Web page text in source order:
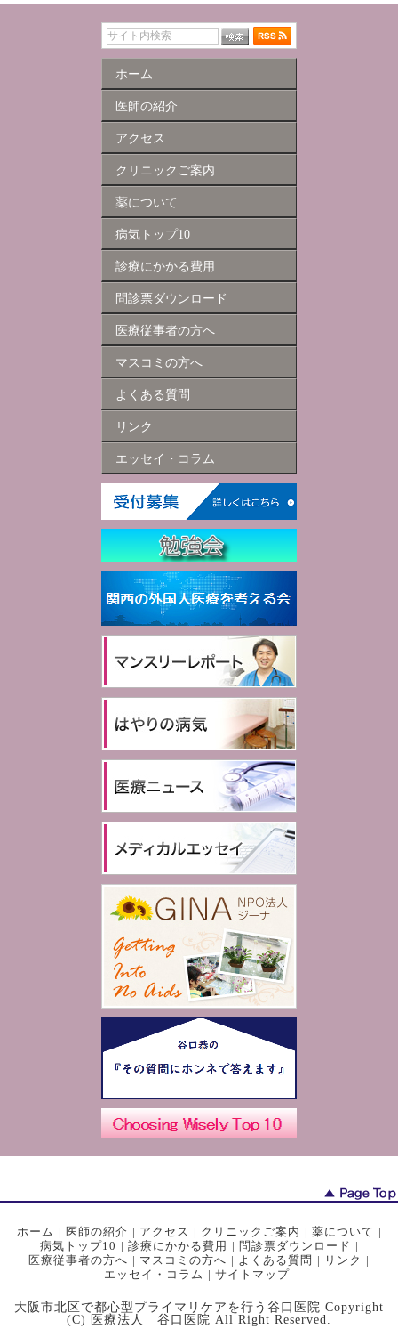
ホーム
医師の紹介
アクセス
クリニックご案内
薬について
病気トップ10
診療にかかる費用
問診票ダウンロード
医療従事者の方へ
マスコミの方へ
よくある質問
リンク
エッセイ・コラム
ホーム | 医師の紹介 | アクセス | クリニックご案内 | 薬について |
病気トップ10 | 診療にかかる費用 | 問診票ダウンロード |
医療従事者の方へ | マスコミの方へ | よくある質問 | リンク |
エッセイ・コラム | サイトマップ
大阪市北区で都心型プライマリケアを行う谷口医院 Copyright
(C) 医療法人 谷口医院 All Right Reserved.